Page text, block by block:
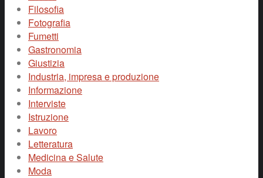
Filosofia
Fotografia
Fumetti
Gastronomia
Giustizia
Industria, impresa e produzione
Informazione
Interviste
Istruzione
Lavoro
Letteratura
Medicina e Salute
Moda